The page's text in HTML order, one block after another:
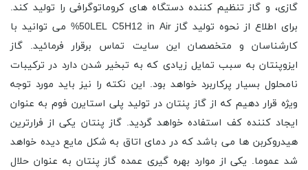
گازی، و گاز تنظیم کننده دستگاه های کروماتوگرافی را تولید کند.
برای اطلاع از نحوه تولید گاز 50LEL C5H12 in Air% می توانید با
کارشناسان و متخصصان این سایت تماس برقرار فرمائید. گاز
ایزوپنتان به سبب تمایل زیادی که به تبخیر شدن دارد در ترکیبات
نامحلول بسیار پرکاربرد خواهد بود. این نکته را نیز باید مورد توجه
ویژه قرار دهیم که از گاز پنتان در تولید پلی استایرن فوم به عنوان
ایجاد کننده کف استفاده خواهد گردید. گاز پنتان یکی از فرارترین
هیدروکربن ها می باشد که در دمای اتاق به شکل مایع دیده خواهد
شد عموما. یکی از موارد بهره گیری عمده گاز پنتان به عنوان حلال